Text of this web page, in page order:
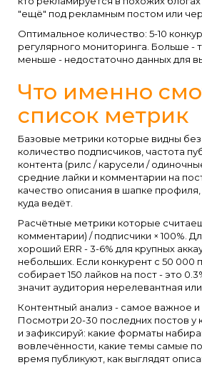
"ещё" под рекламным постом или
Оптимальное количество: 5-10
регулярного мониторинга. Больше -
меньше - недостаточно данных для
Что именно
список метрик
Базовые метрики которые видны
количество подписчиков, частота
контента (рилс / карусели /
средние лайки и комментарии на
качество описания в шапке профиля,
куда ведёт.
Расчётные метрики которые
комментарии) / подписчики × 100%.
хороший ERR - 3-6% для крупных
небольших. Если конкурент с 50 000
собирает 150 лайков на пост - это
значит аудитория нерелевантная
Контентный анализ - самое важное
Посмотри 20-30 последних постов у
и зафиксируй: какие форматы
вовлечённости, какие темы самые
время публикуют, как выглядят